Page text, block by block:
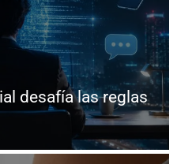
desafía las reglas